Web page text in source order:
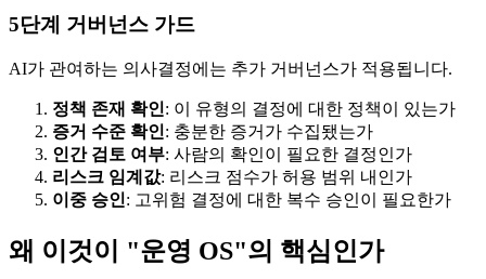
5단계 거버넌스 가드
AI가 관여하는 의사결정에는 추가 거버넌스가 적용됩니다.
정책 존재 확인: 이 유형의 결정에 대한 정책이 있는가
증거 수준 확인: 충분한 증거가 수집됐는가
인간 검토 여부: 사람의 확인이 필요한 결정인가
리스크 임계값: 리스크 점수가 허용 범위 내인가
이중 승인: 고위험 결정에 대한 복수 승인이 필요한가
왜 이것이 "운영 OS"의 핵심인가